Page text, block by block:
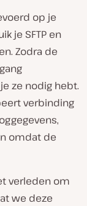
op je
je SFTP en
Zodra de
ze nodig hebt.
verbinding
omdat de
verleden om
we deze